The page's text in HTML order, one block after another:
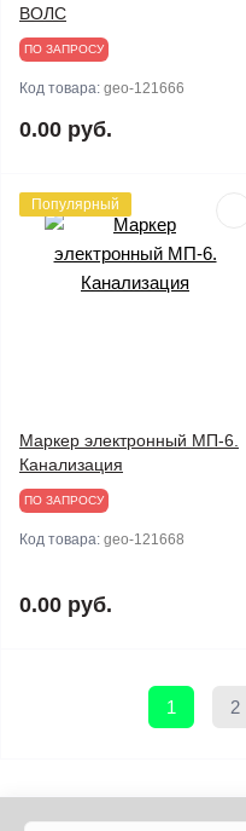
ВОЛС
ПО ЗАПРОСУ
Код товара: geo-121666
0.00 руб.
Популярный
Маркер электронный МП-6.
Канализация
ПО ЗАПРОСУ
Код товара: geo-121668
0.00 руб.
1 2